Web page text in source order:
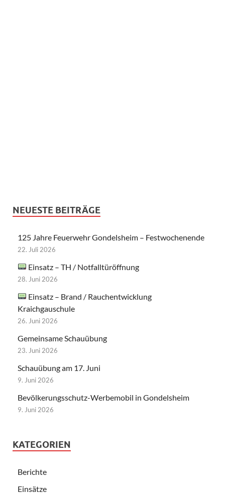
NEUESTE BEITRÄGE
125 Jahre Feuerwehr Gondelsheim – Festwochenende
22. Juli 2026
Einsatz – TH / Notfalltüröffnung
28. Juni 2026
Einsatz – Brand / Rauchentwicklung
Kraichgauschule
26. Juni 2026
Gemeinsame Schauübung
23. Juni 2026
Schauübung am 17. Juni
9. Juni 2026
Bevölkerungsschutz-Werbemobil in Gondelsheim
9. Juni 2026
KATEGORIEN
Berichte
Einsätze